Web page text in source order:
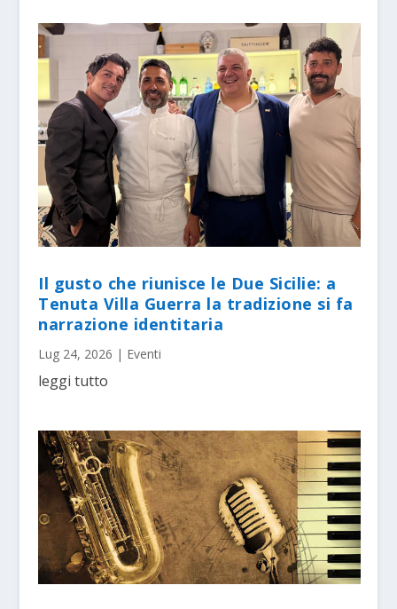
Il gusto che riunisce le Due Sicilie: a
Tenuta Villa Guerra la tradizione si fa
narrazione identitaria
Lug 24, 2026 | Eventi
leggi tutto